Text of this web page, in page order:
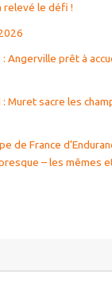
relevé le défi !
Angerville prêt à
Muret sacre les
de France
– les mêmes